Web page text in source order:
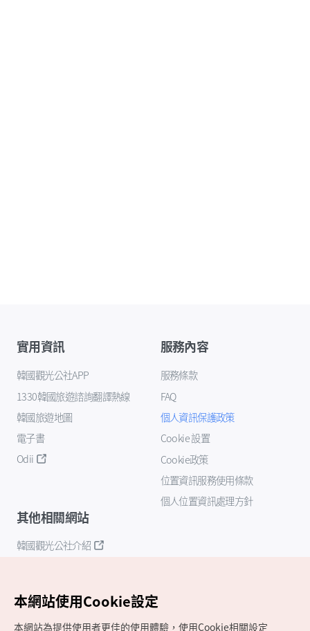
實用資訊
韓國觀光公社APP
1330韓國旅遊諮詢翻譯熱線
韓國旅遊地圖
電子書
Odii
服務內容
服務條款
FAQ
個人資訊保護政策
Cookie 設置
Cookie政策
位置資訊服務使用條款
個人位置資訊處理方針
其他相關網站
韓國觀光公社介紹
本網站使用Cookie設定
本網站為提供使用者更佳的使用體驗，使用Cookie相關設定